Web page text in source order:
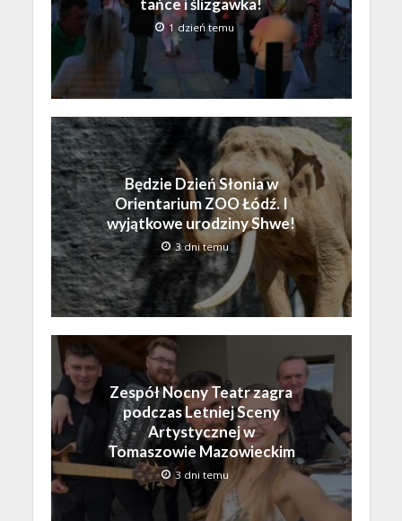
tańce i ślizgawka!
1 dzień temu
Będzie Dzień Słonia w
Orientarium ZOO Łódź. I
wyjątkowe urodziny Shwe!
3 dni temu
Zespół Nocny Teatr zagra
podczas Letniej Sceny
Artystycznej w
Tomaszowie Mazowieckim
3 dni temu